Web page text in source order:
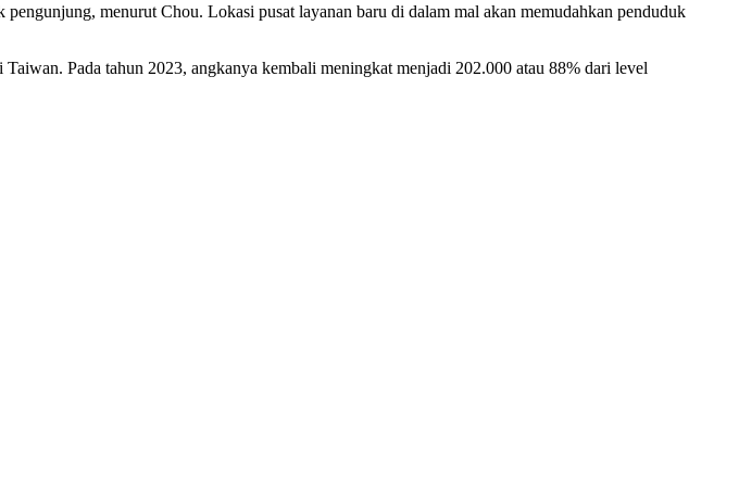
menurut Chou. Lokasi pusat layanan baru di dalam mal akan memudahkan penduduk
Pada tahun 2023, angkanya kembali meningkat menjadi 202.000 atau 88% dari level